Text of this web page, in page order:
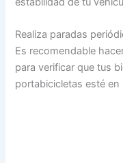
Realiza paradas
Es recomendable
para verificar que tus
portabicicletas esté